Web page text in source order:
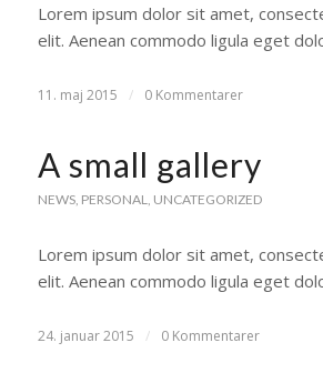
Lorem ipsum dolor sit amet,
elit. Aenean commodo ligula eget
11. maj 2015 / 0 Kommentarer
A small gallery
NEWS, PERSONAL UNCATEGORIZED
Lorem ipsum dolor sit amet,
elit. Aenean commodo ligula eget
24. januar 2015 / 0 Kommentarer